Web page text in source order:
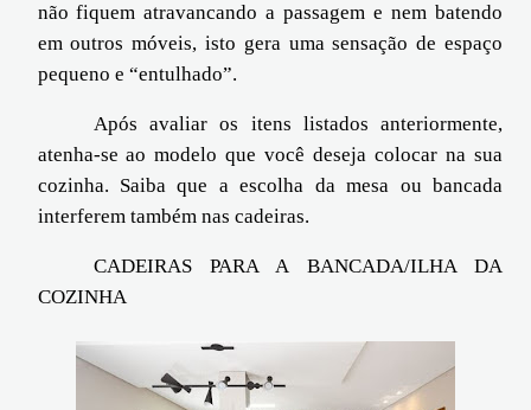
não fiquem atravancando a passagem e nem batendo
em outros móveis, isto gera uma sensação de espaço
pequeno e “entulhado”.
Após avaliar os itens listados anteriormente,
atenha-se ao modelo que você deseja colocar na sua
cozinha. Saiba que a escolha da mesa ou bancada
interferem também nas cadeiras.
CADEIRAS PARA A BANCADA/ILHA DA
COZINHA